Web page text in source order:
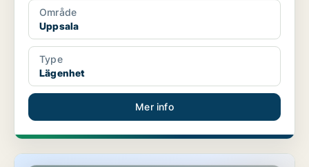
Område
Uppsala
Type
Lägenhet
Mer info
Lägenhet i Uppsala, Björklinge